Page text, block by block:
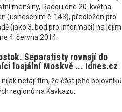
menšiny, Radou dne 20. května
(usnesením č. 143), předložen pro
(jako 3. bod pro informaci) na jejím
4. června 2014.
Separatisty rovnají do
loajální Moskvě ... Idnes.cz
netají tím, že část jeho bojovníků
regionů na Kavkazu.